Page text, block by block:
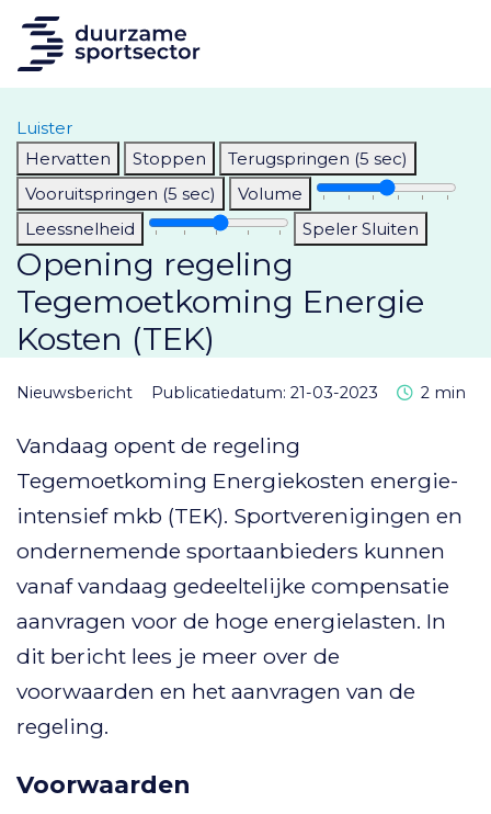
Luister
Hervatten
Stoppen
Terugspringen (5 sec)
Vooruitspringen (5 sec)
Volume
Leessnelheid
Speler Sluiten
Opening regeling
Tegemoetkoming Energie
Kosten (TEK)
nieuwsbericht Publicatiedatum: 21-03-2023 Leestijd
2 min
Vandaag opent de regeling
Tegemoetkoming Energiekosten energie-
intensief mkb (TEK). Sportverenigingen en
ondernemende sportaanbieders kunnen
vanaf vandaag gedeeltelijke compensatie
aanvragen voor de hoge energielasten. In
dit bericht lees je meer over de
voorwaarden en het aanvragen van de
regeling.
Voorwaarden